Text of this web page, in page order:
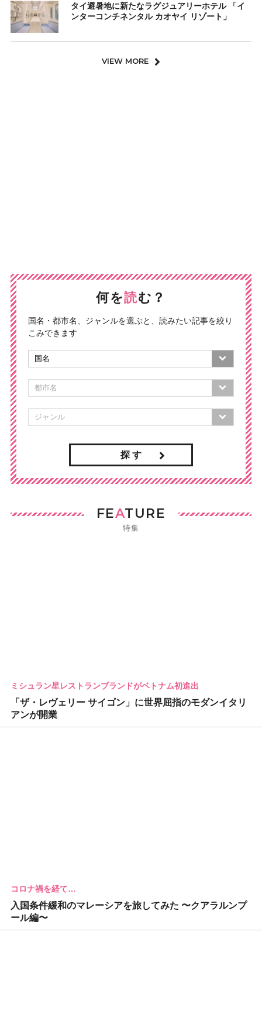
タイ避暑地に新たなラグジュアリーホテル 「イ
ンターコンチネンタル カオヤイ リゾート」
VIEW MORE
何を読む？
国名・都市名、ジャンルを選ぶと、読みたい記事を絞り
こみできます
探 す
FEATURE
特集
ミシュラン星レストランブランドがベトナム初進出
「ザ・レヴェリー サイゴン」に世界屈指のモダンイタリ
アンが開業
コロナ禍を経て…
入国条件緩和のマレーシアを旅してみた 〜クアラルンプ
ール編〜